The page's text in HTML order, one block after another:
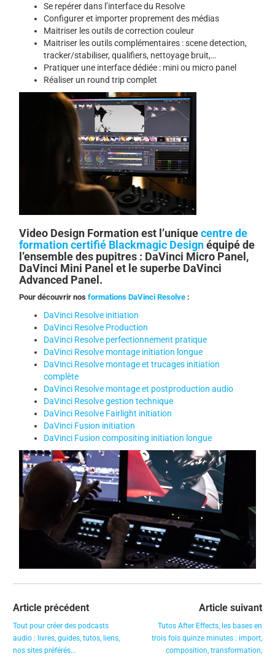
Se repérer dans l’interface du Resolve
Configurer et importer proprement des médias
Maitriser les outils de correction couleur
Maitriser les outils complémentaires : scene detection,
tracker/stabiliser, qualifiers, nettoyage bruit,…
Pratiquer une interface dédiée : mini ou micro panel
Réaliser un round trip complet
Video Design Formation est l’uniquecentre de
formation certifié Blackmagic Designéquipé de
l’ensemble des pupitres : DaVinci Micro Panel,
DaVinci Mini Panel et le superbe DaVinci
Advanced Panel.
Pour découvrir nosformations DaVinci Resolve :
DaVinci Resolve initiation
DaVinci Resolve Production
DaVinci Resolve perfectionnement pratique
DaVinci Resolve montage initiation longue
DaVinci Resolve montage et trucages initiation
complète
DaVinci Resolve montage et postproduction audio
DaVinci Resolve gestion technique
DaVinci Resolve Fairlight initiation
DaVinci Fusion initiation
DaVinci Fusion compositing initiation longue
Article précédent
Tout pour créer des podcasts
audio : livres, guides, tutos, liens,
nos sites préférés...
Article suivant
Tutos After Effects, les bases en
trois fois quinze minutes : import,
composition, transformation,